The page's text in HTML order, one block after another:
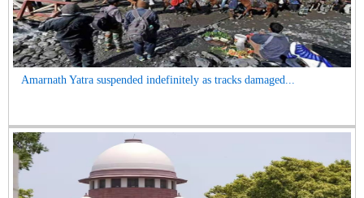
Amarnath Yatra suspended indefinitely as tracks damaged...